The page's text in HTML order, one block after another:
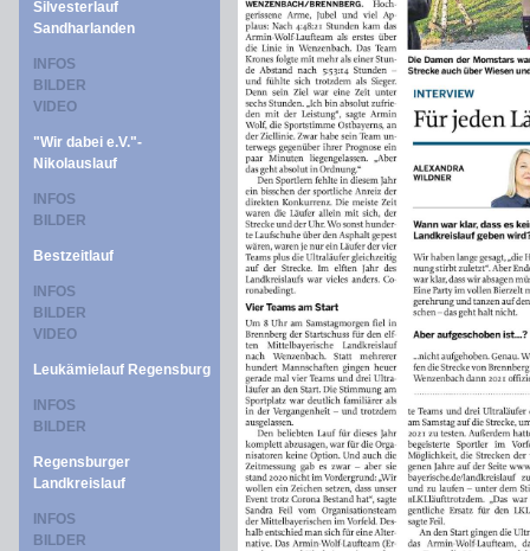
Silvesterlauf
Sandharlanden
INFOS
BILDER
VIDEO
"Wir dabei e.V."-
Nikolauslauf
INFOS
BILDER
Bestzeitlauf
INFOS
BILDER
VIDEO
Leukämielauf Regensburg
INFOS
BILDER
Regensburger
Landkreislauf
INFOS
BILDER